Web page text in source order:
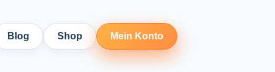
Blog Shop Mein Konto